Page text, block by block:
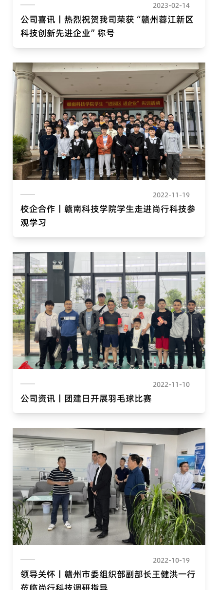
2023-02-14
公司喜讯丨热烈祝贺我司荣获“赣州蓉江新区
科技创新先进企业”称号
2022-11-19
校企合作丨赣南科技学院学生走进尚行科技参
观学习
2022-11-10
公司资讯丨团建日开展羽毛球比赛
2022-10-19
领导关怀丨赣州市委组织部副部长王健洪一行